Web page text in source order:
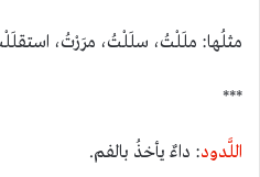
مثلُها: ملَلْتُ، سلَلْتُ، مرَرْتُ،
***
اللَّدود: داءٌ يأخذُ بالفم.